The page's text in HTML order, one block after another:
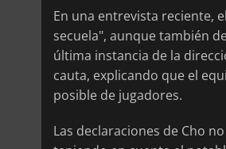
En una entrevista reciente,
secuela", aunque también
última instancia de la
cauta, explicando que el
posible de jugadores.
Las declaraciones de Cho